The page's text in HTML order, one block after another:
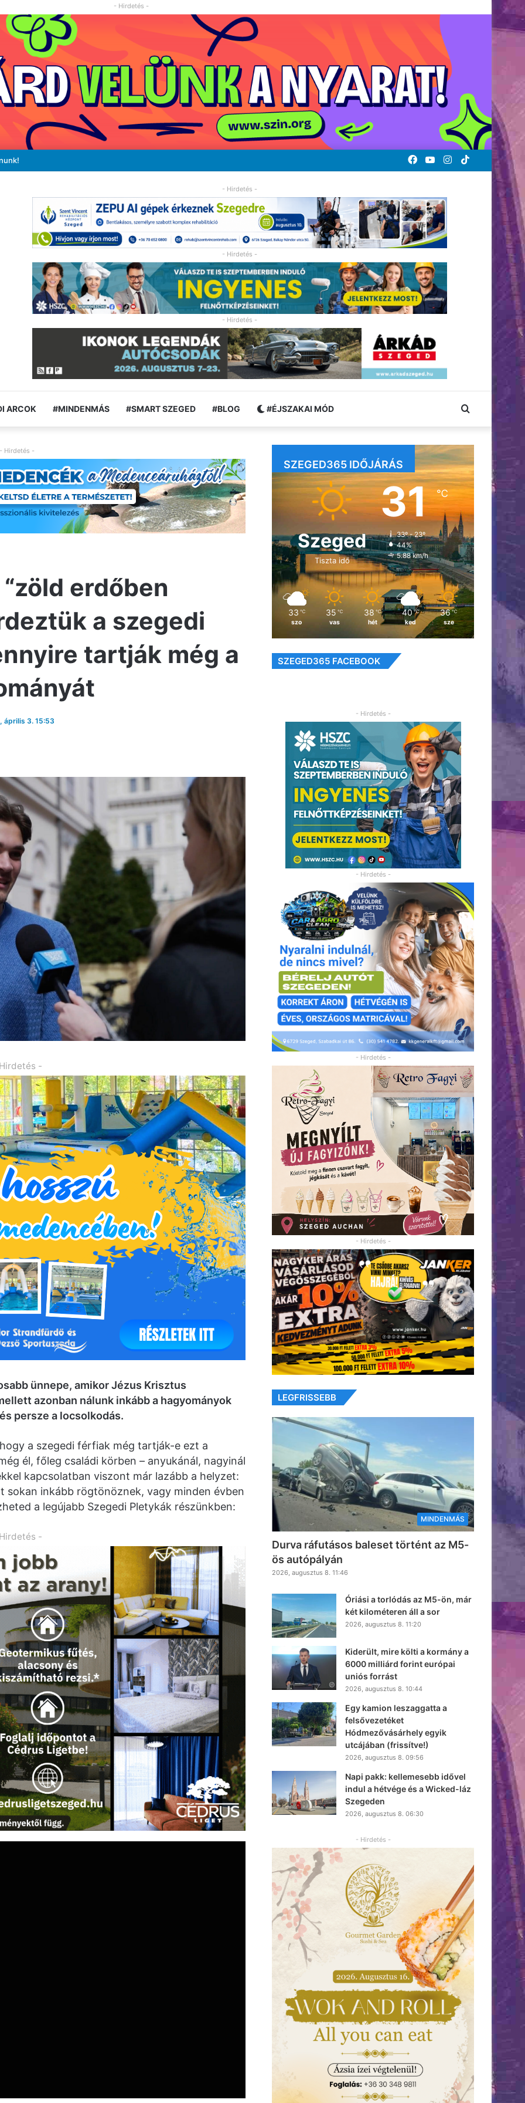
- Hirdetés -
TikTok
Instagram
YouTube
Facebook
- Hirdetés -
- Hirdetés -
- Hirdetés -
ARCOK #MINDENMÁS #SMART SZEGED #BLOG #ÉJSZAKAI MÓD Keresés:
- Hirdetés -
erdőben
a szegedi
tartják még a
április 3. 15:53
-
ünnepe, amikor Jézus Krisztus
azonban nálunk inkább a hagyományok
persze a locsolkodás.
a szegedi férfiak még tartják-e ezt a
él, főleg családi körben – anyukánál, nagyinál
kapcsolatban viszont már lazább a helyzet:
sokan inkább rögtönöznek, vagy minden évben
a legújabb Szegedi Pletykák részünkben:
-
SZEGED365 IDŐJÁRÁS
Szeged
Tiszta idő
31℃
33º - 23º
44%
5.88 km/h
33 ℃
szo
35 ℃
vas
38 ℃
hét
40 ℃
ked
36 ℃
sze
SZEGED365 FACEBOOK
- Hirdetés -
- Hirdetés -
- Hirdetés -
- Hirdetés -
LEGFRISSEBB
MINDENMÁS
Durva ráfutásos baleset történt az M5-
ös autópályán
2026, augusztus 8. 11:46
Óriási a torlódás az M5-ön, már
két kilométeren áll a sor
2026, augusztus 8. 11:20
Kiderült, mire költi a kormány a
6000 milliárd forint európai
uniós forrást
2026, augusztus 8. 10:44
Egy kamion leszaggatta a
felsővezetéket
Hódmezővásárhely egyik
utcájában (frissítve!)
2026, augusztus 8. 09:56
Napi pakk: kellemesebb idővel
indul a hétvége és a Wicked-láz
Szegeden
2026, augusztus 8. 06:30
- Hirdetés -